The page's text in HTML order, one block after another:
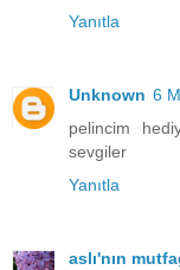
Yanıtla
Unknown 6
pelincim
sevgiler
Yanıtla
aslı'nın